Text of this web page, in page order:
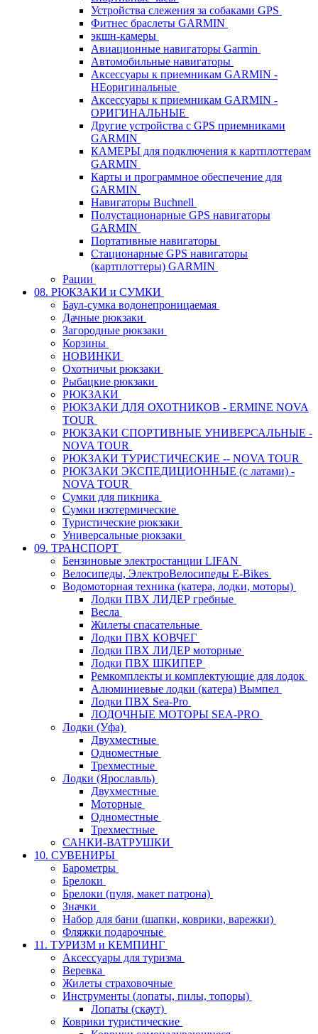
Устройства слежения за собаками GPS
Фитнес браслеты GARMIN
экшн-камеры
Авиационные навигаторы Garmin
Автомобильные навигаторы
Аксессуары к приемникам GARMIN -
НЕоригинальные
Аксессуары к приемникам GARMIN -
ОРИГИНАЛЬНЫЕ
Другие устройства с GPS приемниками
GARMIN
КАМЕРЫ для подключения к картплоттерам
GARMIN
Карты и программное обеспечение для
GARMIN
Навигаторы Buchnell
Полустационарные GPS навигаторы
GARMIN
Портативные навигаторы
Стационарные GPS навигаторы
(картплоттеры) GARMIN
Рации
08. РЮКЗАКИ и СУМКИ
Баул-сумка водонепроницаемая
Дачные рюкзаки
Загородные рюкзаки
Корзины
НОВИНКИ
Охотничьи рюкзаки
Рыбацкие рюкзаки
РЮКЗАКИ
РЮКЗАКИ ДЛЯ ОХОТНИКОВ - ERMINE NOVA
TOUR
РЮКЗАКИ СПОРТИВНЫЕ УНИВЕРСАЛЬНЫЕ -
NOVA TOUR
РЮКЗАКИ ТУРИСТИЧЕСКИЕ -- NOVA TOUR
РЮКЗАКИ ЭКСПЕДИЦИОННЫЕ (с латами) -
NOVA TOUR
Сумки для пикника
Сумки изотермические
Туристические рюкзаки
Универсальные рюкзаки
09. ТРАНСПОРТ
Бензиновые электростанции LIFAN
Велосипеды, ЭлектроВелосипеды E-Bikes
Водомоторная техника (катера, лодки, моторы)
Лодки ПВХ ЛИДЕР гребные
Весла
Жилеты спасательные
Лодки ПВХ КОВЧЕГ
Лодки ПВХ ЛИДЕР моторные
Лодки ПВХ ШКИПЕР
Ремкомплекты и комплектующие для лодок
Алюминиевые лодки (катера) Вымпел
Лодки ПВХ Sea-Pro
ЛОДОЧНЫЕ МОТОРЫ SEA-PRO
Лодки (Уфа)
Двухместные
Одноместные
Трехместные
Лодки (Ярославль)
Двухместные
Моторные
Одноместные
Трехместные
САНКИ-ВАТРУШКИ
10. СУВЕНИРЫ
Барометры
Брелоки
Брелоки (пуля, макет патрона)
Значки
Набор для бани (шапки, коврики, варежки)
Фляжки подарочные
11. ТУРИЗМ и КЕМПИНГ
Аксессуары для туризма
Веревка
Жилеты страховочные
Инструменты (лопаты, пилы, топоры)
Лопаты (скаут)
Коврики туристические